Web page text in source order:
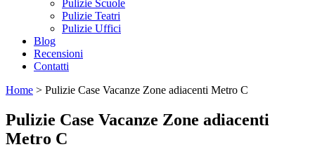
Pulizie Scuole
Pulizie Teatri
Pulizie Uffici
Blog
Recensioni
Contatti
Home > Pulizie Case Vacanze Zone adiacenti Metro C
Pulizie Case Vacanze Zone adiacenti
Metro C